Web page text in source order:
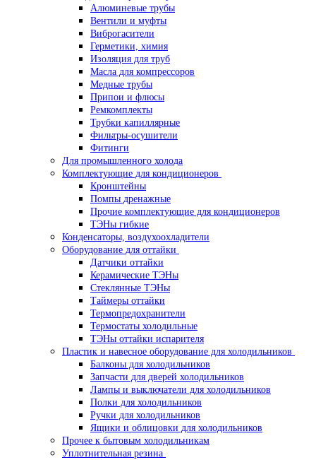
Алюминевые трубы
Вентили и муфты
Виброгасители
Герметики, химия
Изоляция для труб
Масла для компрессоров
Медные трубы
Припои и флюсы
Ремкомплекты
Трубки капиллярные
Фильтры-осушители
Фитинги
Для промышленного холода
Комплектующие для кондиционеров
Кронштейны
Помпы дренажные
Прочие комплектующие для кондиционеров
ТЭНы гибкие
Конденсаторы, воздухоохладители
Оборудование для оттайки
Датчики оттайки
Керамические ТЭНы
Стеклянные ТЭНы
Таймеры оттайки
Термопредохранители
Термостаты холодильные
ТЭНы оттайки испарителя
Пластик и навесное оборудование для холодильников
Балконы для холодильников
Запчасти для дверей холодильников
Лампы и выключатели для холодильников
Полки для холодильников
Ручки для холодильников
Ящики и облицовки для холодильников
Прочее к бытовым холодильникам
Уплотнительная резина